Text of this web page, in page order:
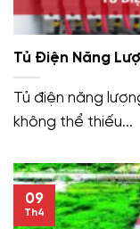
Tủ Điện Năng
Tủ điện năng
không thể thiếu...
09
Th4